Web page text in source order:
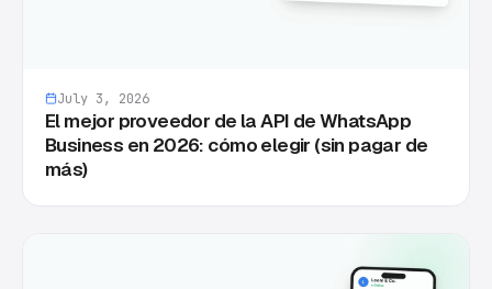
July 3, 2026
El mejor proveedor de la API de WhatsApp
Business en 2026: cómo elegir (sin pagar de
más)